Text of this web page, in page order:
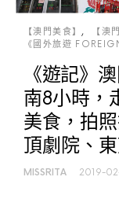
【澳門美食】 【澳
《國外旅遊
《遊記》
南8小時，
美食，拍
頂劇院、
MISSRITA 2019-